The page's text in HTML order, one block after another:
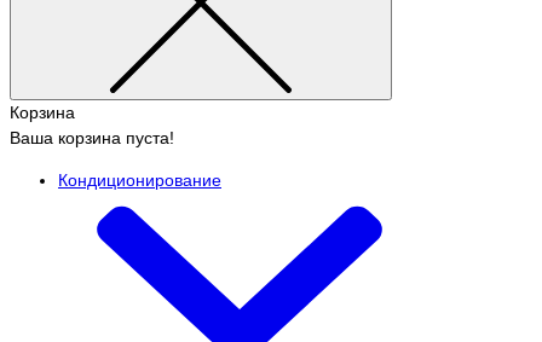
Корзина
Ваша корзина пуста!
Кондиционирование